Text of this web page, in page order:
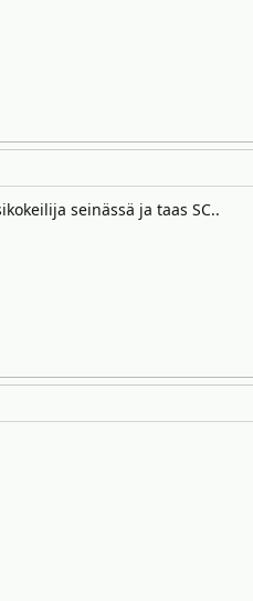
seinässä ja taas SC..